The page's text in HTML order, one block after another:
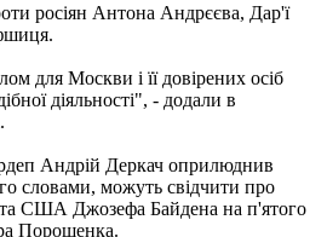
росіян Антона Андрєєва, Дар'ї
для Москви і її довірених осіб
діяльності", - додали в
Андрій Деркач оприлюднив
словами, можуть свідчити про
США Джозефа Байдена на п'ятого
Порошенка.